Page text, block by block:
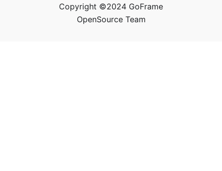
Copyright ©2024 GoFrame
OpenSource Team